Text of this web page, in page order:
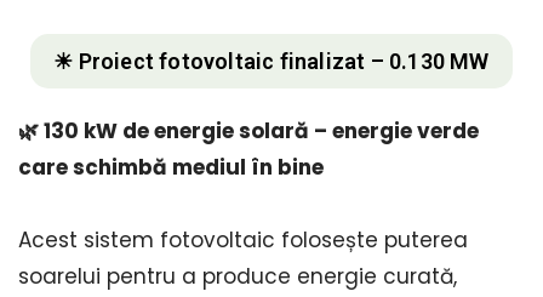
☀ Proiect fotovoltaic finalizat – 0.130 MW
🌿 130 kW de energie solară – energie verde
care schimbă mediul în bine
Acest sistem fotovoltaic folosește puterea
soarelui pentru a produce energie curată,